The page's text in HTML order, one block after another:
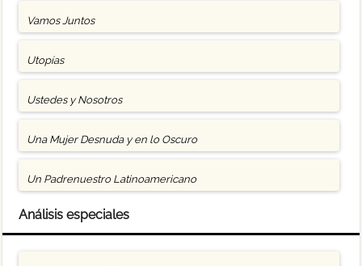
Vamos Juntos
Utopías
Ustedes y Nosotros
Una Mujer Desnuda y en lo Oscuro
Un Padrenuestro Latinoamericano
Análisis especiales